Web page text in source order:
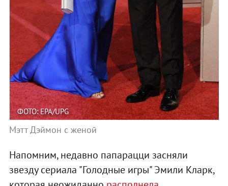
ФОТО: EPA/UPG
Мэтт Дэймон с женой
Напомним, недавно папарацци засняли
звезду сериала "Голодные игры" Эмили Кларк,